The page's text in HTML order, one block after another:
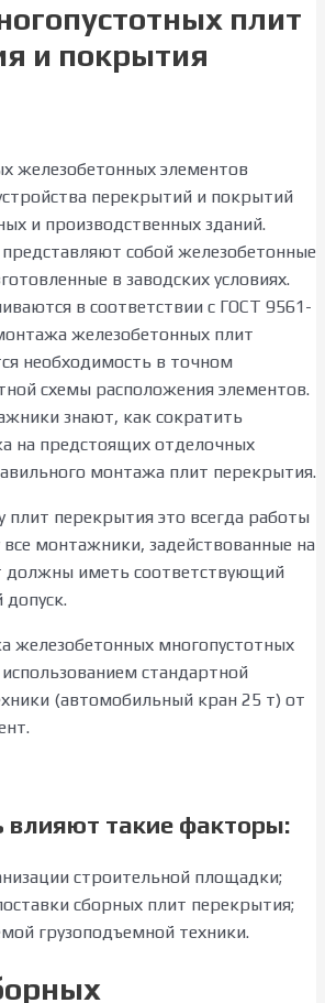
плит
и покрытия
железобетонных элементов
перекрытий и покрытий
и производственных зданий.
собой железобетонные
в заводских условиях.
в соответствии с ГОСТ 9561-
железобетонных плит
необходимость в точном
схемы расположения элементов.
знают, как сократить
на предстоящих отделочных
монтажа плит перекрытия.
перекрытия это всегда работы
монтажники, задействованные на
должны иметь соответствующий
железобетонных многопустотных
стандартной
(автомобильный кран 25 т) от
влияют такие факторы:
строительной площадки;
сборных плит перекрытия;
грузоподъемной техники.